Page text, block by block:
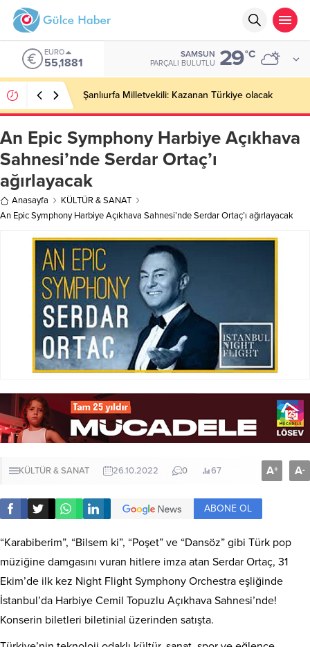
EURO
55,1881
SAMSUN
PARÇALI BULUTLU 29°C
Şanlıurfa Milletvekili: Kazanan Türkiye olacak
An Epic Symphony Harbiye Açıkhava
Sahnesi’nde Serdar Ortaç’ı
ağırlayacak
Anasayfa
KÜLTÜR & SANAT
An Epic Symphony Harbiye Açıkhava Sahnesi’nde Serdar Ortaç’ı ağırlayacak
KÜLTÜR & SANAT 26.10.2022 0 67 A+ A-
ABONE OL
“Karabiberim”, “Bilsem ki”, “Poşet” ve “Dansöz” gibi Türk pop
müziğine damgasını vuran hitlere imza atan Serdar Ortaç, 31
Ekim’de ilk kez Night Flight Symphony Orchestra eşliğinde
İstanbul’da Harbiye Cemil Topuzlu Açıkhava Sahnesi’nde!
Konserin biletleri biletinial üzerinden satışta.